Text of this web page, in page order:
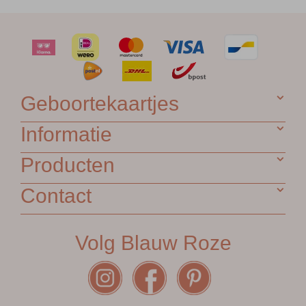
Geboortekaartjes
Informatie
Producten
Contact
Volg Blauw Roze